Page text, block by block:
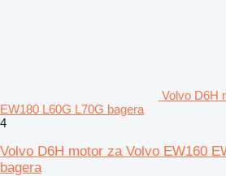
Volvo D6H
EW180 L60G L70G bagera
4
Volvo D6H motor za Volvo EW160
bagera